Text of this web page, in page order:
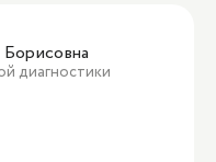
диагностики